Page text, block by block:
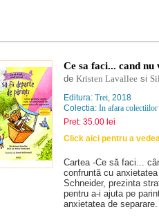
Ce sa faci... cand
de Kristen Lavallee si
Editura: Trei, 2018
Colectia: In afara colectiilor
Pret: 35.00 lei
Click aici pentru a
Cartea -Ce să faci...
confruntă cu
Schneider, prezinta
pentru a-i ajuta pe
anxietatea de separare.